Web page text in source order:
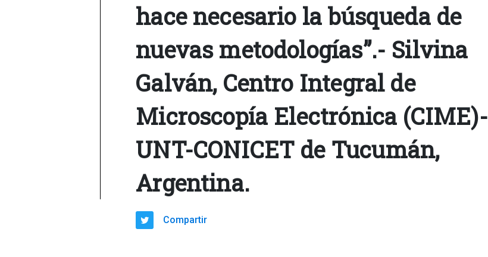
hace necesario la búsqueda de
nuevas metodologías”.- Silvina
Galván, Centro Integral de
Microscopía Electrónica (CIME)-
UNT-CONICET de Tucumán,
Argentina.
Compartir